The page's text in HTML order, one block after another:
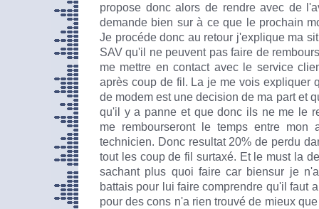
propose donc alors de rendre avec de
demande bien sur à ce que le prochain
Je procéde donc au retour j'explique ma
SAV qu'il ne peuvent pas faire de
me mettre en contact avec le service
après coup de fil. La je me vois expliquer
de modem est une decision de ma part et
qu'il y a panne et que donc ils ne me le
me rembourseront le temps entre mon
technicien. Donc resultat 20% de perdu
tout les coup de fil surtaxé. Et le must la
sachant plus quoi faire car biensur je
battais pour lui faire comprendre qu'il faut
pour des cons n'a rien trouvé de mieux